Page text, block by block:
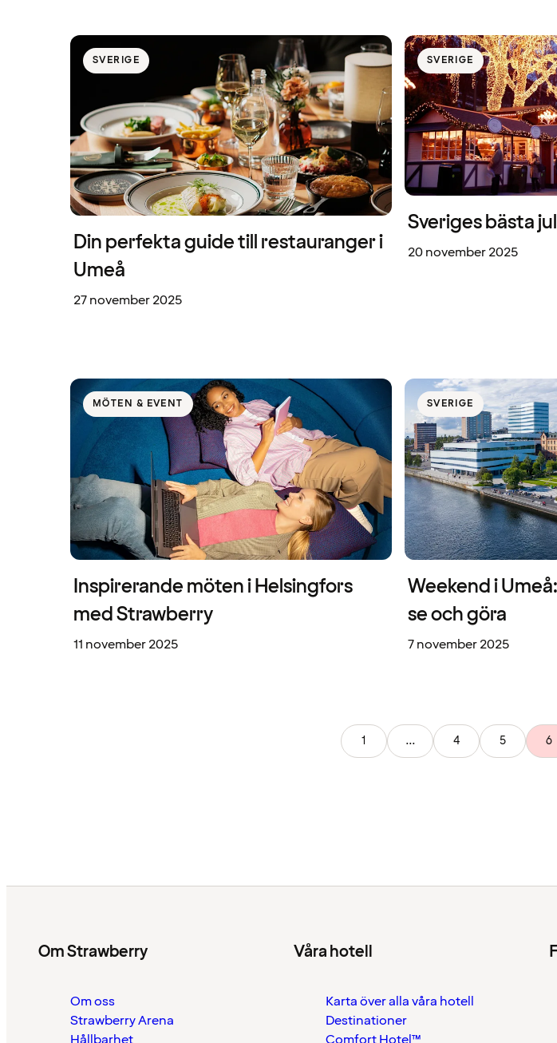
SVERIGE
Din perfekta guide till restauranger i
Umeå
27 november 2025
SVERIGE
Sveriges bästa
20 november 2025
MÖTEN & EVENT
Inspirerande möten i Helsingfors
med Strawberry
11 november 2025
SVERIGE
Weekend i
se och göra
7 november 2025
1 ... 4 5 6
Om Strawberry
Om oss
Strawberry Arena
Hållbarhet
Våra hotell
Karta över alla våra hotell
Destinationer
Comfort Hotel™